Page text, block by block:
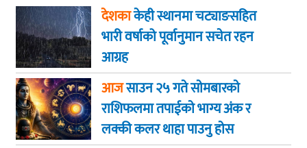
देशकाकेही स्थानमा चट्याङसहित
भारी वर्षाको पूर्वानुमान सचेत रहन
आग्रह
आजसाउन २५ गते साेमबारकाे
राशिफलमा तपाईकाे भाग्य अंक र
लक्की कलर थाहा पाउनु हाेस